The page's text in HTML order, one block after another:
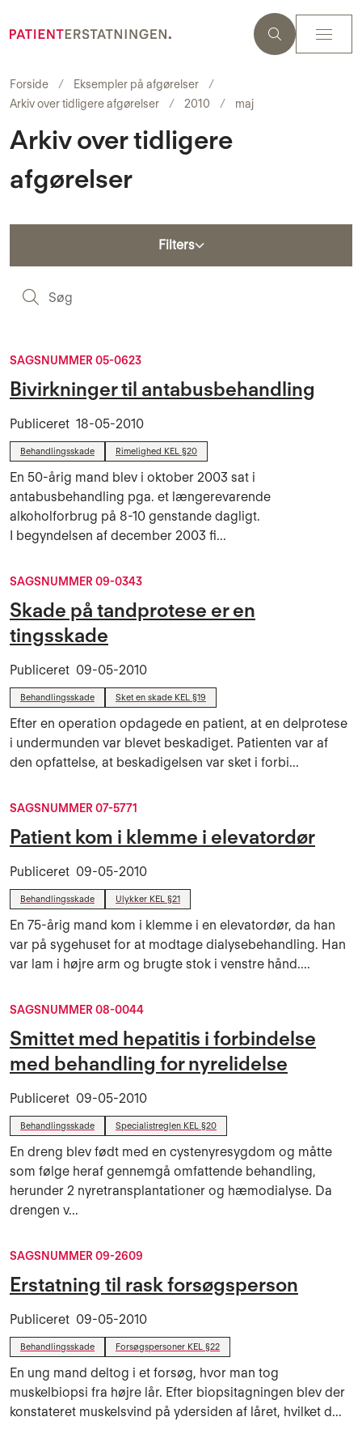
Forside
Eksempler på afgørelser
Arkiv over tidligere afgørelser
2010 maj
Arkiv over tidligere
afgørelser
Filters
SAGSNUMMER 05-0623
Bivirkninger til antabusbehandling
Publiceret 18-05-2010
Behandlingsskade Rimelighed KEL §20
En 50-årig mand blev i oktober 2003 sat i
antabusbehandling pga. et længerevarende
alkoholforbrug på 8-10 genstande dagligt.
I begyndelsen af december 2003 fi...
SAGSNUMMER 09-0343
Skade på tandprotese er en
tingsskade
Publiceret 09-05-2010
Behandlingsskade Sket en skade KEL §19
Efter en operation opdagede en patient, at en delprotese
i undermunden var blevet beskadiget. Patienten var af
den opfattelse, at beskadigelsen var sket i forbi...
SAGSNUMMER 07-5771
Patient kom i klemme i elevatordør
Publiceret 09-05-2010
Behandlingsskade Ulykker KEL §21
En 75-årig mand kom i klemme i en elevatordør, da han
var på sygehuset for at modtage dialysebehandling. Han
var lam i højre arm og brugte stok i venstre hånd....
SAGSNUMMER 08-0044
Smittet med hepatitis i forbindelse
med behandling for nyrelidelse
Publiceret 09-05-2010
Behandlingsskade Specialistreglen KEL §20
En dreng blev født med en cystenyresygdom og måtte
som følge heraf gennemgå omfattende behandling,
herunder 2 nyretransplantationer og hæmodialyse. Da
drengen v...
SAGSNUMMER 09-2609
Erstatning til rask forsøgsperson
Publiceret 09-05-2010
Behandlingsskade Forsøgspersoner KEL §22
En ung mand deltog i et forsøg, hvor man tog
muskelbiopsi fra højre lår. Efter biopsitagningen blev der
konstateret muskelsvind på ydersiden af låret, hvilket d...